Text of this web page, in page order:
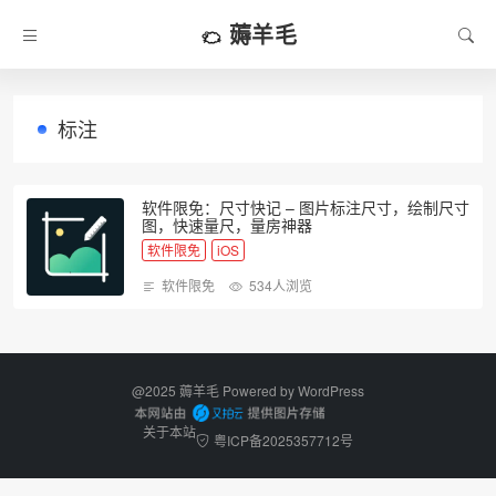
薅羊毛
标注
软件限免：尺寸快记 – 图片标注尺寸，绘制尺寸
图，快速量尺，量房神器
软件限免
iOS
软件限免
534人浏览
@2025 薅羊毛 Powered byWordPress
关于本站 粤ICP备2025357712号